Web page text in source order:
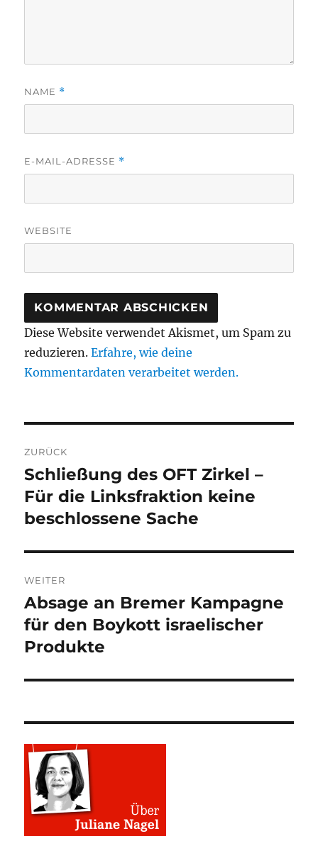
NAME *
E-MAIL-ADRESSE *
WEBSITE
Diese Website verwendet Akismet, um Spam zu
reduzieren.Erfahre, wie deine
Kommentardaten verarbeitet werden.
ZURÜCK
Vorheriger
Beitrag:
Schließung des OFT Zirkel –
Für die Linksfraktion keine
beschlossene Sache
WEITER
Nächster
Beitrag:
Absage an Bremer Kampagne
für den Boykott israelischer
Produkte